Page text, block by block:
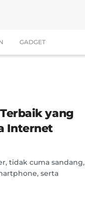
GADGET
yang
Internet
tidak cuma sandang,
serta